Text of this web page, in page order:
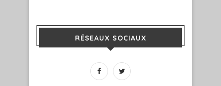
RÉSEAUX SOCIAUX